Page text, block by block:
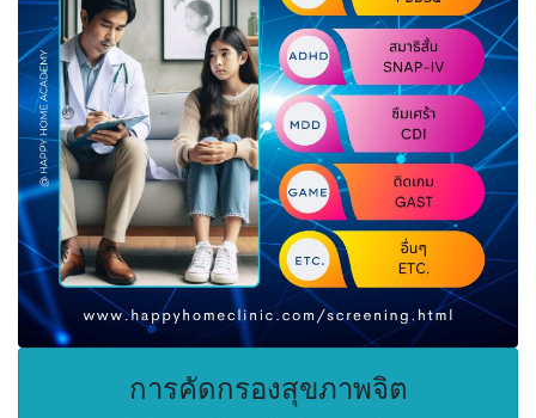
การคัดกรองสุขภาพจิต